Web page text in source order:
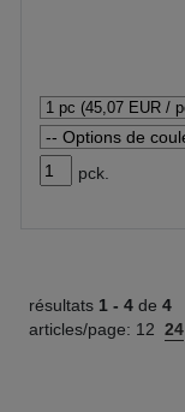
pck.
résultats 1 - 4 de 4
articles/page: 12 24